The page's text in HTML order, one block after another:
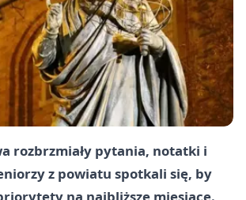
rozbrzmiały pytania, notatki i
z powiatu spotkali się, by
na najbliższe miesiące.